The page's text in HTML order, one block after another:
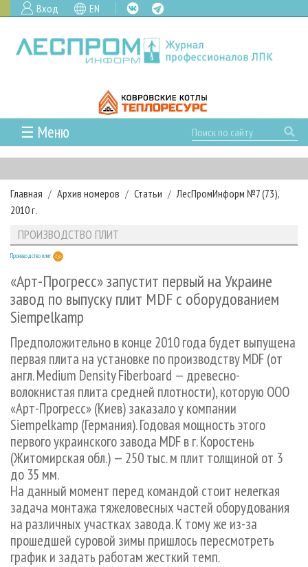
Вход EN
☰ Меню
ГЛАВНАЯ
РУБРИКИ И ТЕМЫ
РУБРИКИ ЖУРНАЛА
ЛЕСОЗАГОТОВКА
ДЕРЕВООБРАБОТКА
СУШКА ДРЕВЕСИНЫ
ПРОИЗВОДСТВО ДРЕВЕСНЫХ ПЛИТ
ДЕРЕВЯННОЕ ДОМОСТРОЕНИЕ
ПРОИЗВОДСТВО МЕБЕЛИ
БИОЭНЕРГЕТИКА
ЦБП
ИНСТРУМЕНТ И МАТЕРИАЛЫ
НОВОСТИ
НОВОСТИ ЛПК
НОВОСТИ КОМПАНИЙ
ПРОЕКТЫ ЛПИ
АНАЛИТИКА
ПРЕДПРИЯТИЯ ЛПК
ЛЕСНЫЕ РЕГИОНЫ РОССИИ
ПЕРСОНЫ
МОБИЛЬНЫЕ ВЫСТАВКИ
ОФИЦИАЛЬНЫЕ ДЕЛЕГАЦИИ
ПРИОРИТЕТНЫЕ ИНВЕСТПРОЕКТЫ
RUSSIAN FORESTRY REVIEW
ГАЗЕТА ЛЕСПРОМФОРУМ
БИБЛИОТЕКА СПЕЦИАЛИСТА
АРХИВ
АРХИВ ЖУРНАЛОВ
СТАТЬИ
О ЖУРНАЛЕ
ПОДПИСКА
КОНТАКТЫ
РЕКЛАМОДАТЕЛЯМ
РЕКЛАМА
РЕКЛАМА НА САЙТЕ
Главная Архив номеров Статьи
ЛесПромИнформ №7 (73),
2010 г.
ПРОИЗВОДСТВО ПЛИТ
Производство плит
«Арт-Прогресс» запустит первый на Украине
завод по выпуску плит MDF с оборудованием
Siempelkamp
Предположительно в конце 2010 года будет выпущена
первая плита на установке по производству MDF (от
англ. Medium Density Fiberboard — древесно-
волокнистая плита средней плотности), которую ООО
«Арт-Прогресс» (Киев) заказало у компании
Siempelkamp (Германия). Годовая мощность этого
первого украинского завода MDF в г. Коростень
(Житомирская обл.) — 250 тыс. м плит толщиной от 3
до 35 мм.
На данный момент перед командой стоит нелегкая
задача монтажа тяжеловесных частей оборудования
на различных участках завода. К тому же из-за
прошедшей суровой зимы пришлось пересмотреть
график и задать работам жесткий темп.